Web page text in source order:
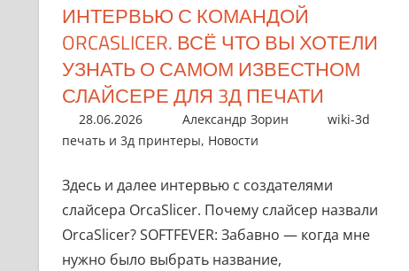
ИНТЕРВЬЮ С КОМАНДОЙ
ORCASLICER. ВСЁ ЧТО ВЫ ХОТЕЛИ
УЗНАТЬ О САМОМ ИЗВЕСТНОМ
СЛАЙСЕРЕ ДЛЯ 3Д ПЕЧАТИ
28.06.2026 Александр Зорин
wiki-3d
печать и 3д принтеры, Новости
Здесь и далее интервью с создателями
слайсера OrcaSlicer. Почему слайсер назвали
OrcaSlicer? SOFTFEVER: Забавно — когда мне
нужно было выбрать название,